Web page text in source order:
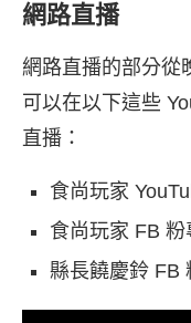
網路直播
網路直播的部分從
可以在以下這些
直播：
食尚玩家
食尚玩家 FB 粉
縣長饒慶鈴 FB